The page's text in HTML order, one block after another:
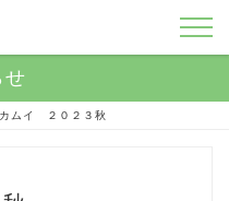
ムイ ２０２３秋